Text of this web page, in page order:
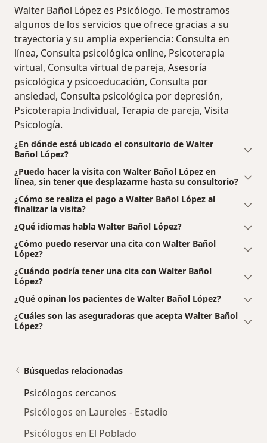
Walter Bañol López es Psicólogo. Te mostramos
algunos de los servicios que ofrece gracias a su
trayectoria y su amplia experiencia: Consulta en
línea, Consulta psicológica online, Psicoterapia
virtual, Consulta virtual de pareja, Asesoría
psicológica y psicoeducación, Consulta por
ansiedad, Consulta psicológica por depresión,
Psicoterapia Individual, Terapia de pareja, Visita
Psicología.
¿En dónde está ubicado el consultorio de Walter
Bañol López?
¿Puedo hacer la visita con Walter Bañol López en
línea, sin tener que desplazarme hasta su consultorio?
¿Cómo se realiza el pago a Walter Bañol López al
finalizar la visita?
¿Qué idiomas habla Walter Bañol López?
¿Cómo puedo reservar una cita con Walter Bañol
López?
¿Cuándo podría tener una cita con Walter Bañol
López?
¿Qué opinan los pacientes de Walter Bañol López?
¿Cuáles son las aseguradoras que acepta Walter Bañol
López?
Búsquedas relacionadas
Psicólogos cercanos
Psicólogos en Laureles - Estadio
Psicólogos en El Poblado